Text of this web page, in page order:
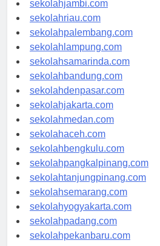
sekolahjambi.com
sekolahriau.com
sekolahpalembang.com
sekolahlampung.com
sekolahsamarinda.com
sekolahbandung.com
sekolahdenpasar.com
sekolahjakarta.com
sekolahmedan.com
sekolahaceh.com
sekolahbengkulu.com
sekolahpangkalpinang.com
sekolahtanjungpinang.com
sekolahsemarang.com
sekolahyogyakarta.com
sekolahpadang.com